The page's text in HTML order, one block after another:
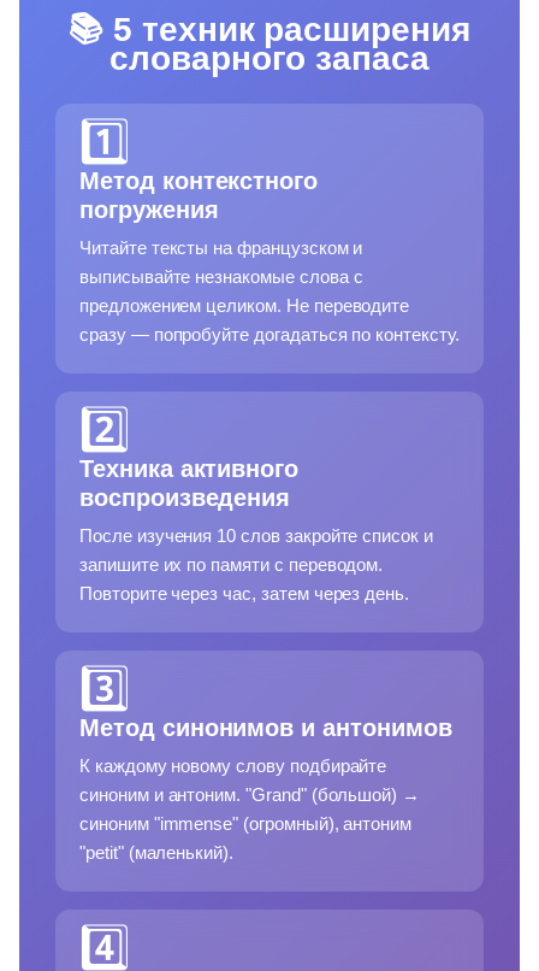
📚 5 техник расширения
словарного запаса
1️⃣
Метод контекстного
погружения
Читайте тексты на французском и
выписывайте незнакомые слова с
предложением целиком. Не переводите
сразу — попробуйте догадаться по контексту.
2️⃣
Техника активного
воспроизведения
После изучения 10 слов закройте список и
запишите их по памяти с переводом.
Повторите через час, затем через день.
3️⃣
Метод синонимов и антонимов
К каждому новому слову подбирайте
синоним и антоним. "Grand" (большой) →
синоним "immense" (огромный), антоним
"petit" (маленький).
4️⃣